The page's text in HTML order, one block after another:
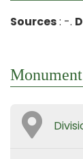
Sources: -.
Monument